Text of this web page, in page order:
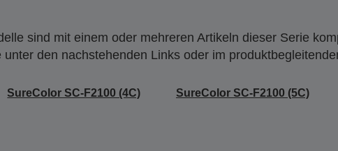
sind mit einem oder mehreren Artikeln dieser Serie
unter den nachstehenden Links oder im
SureColor SC-F2100 (4C) SureColor SC-F2100 (5C)